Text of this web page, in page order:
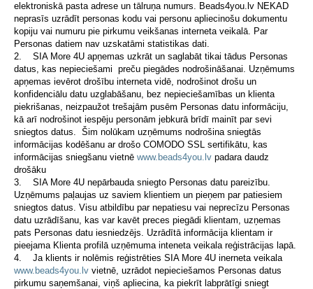
elektroniskā pasta adrese un tālruņa numurs. Beads4you.lv NEKAD
neprasīs uzrādīt personas kodu vai personu apliecinošu dokumentu
kopiju vai numuru pie pirkumu veikšanas interneta veikalā. Par
Personas datiem nav uzskatāmi statistikas dati.
2. SIA More 4U apņemas uzkrāt un saglabāt tikai tādus Personas
datus, kas nepieciešami preču piegādes nodrošināšanai. Uzņēmums
apņemas ievērot drošību interneta vidē, nodrošinot drošu un
konfidenciālu datu uzglabāšanu, bez nepieciešamības un klienta
piekrišanas, neizpaužot trešajām pusēm Personas datu informāciju,
kā arī nodrošinot iespēju personām jebkurā brīdī mainīt par sevi
sniegtos datus. Šim nolūkam uzņēmums nodrošina sniegtās
informācijas kodēšanu ar drošo COMODO SSL sertifikātu, kas
informācijas sniegšanu vietnē www.beads4you.lv padara daudz
drošāku
3. SIA More 4U nepārbauda sniegto Personas datu pareizību.
Uzņēmums paļaujas uz saviem klientiem un pieņem par patiesiem
sniegtos datus. Visu atbildību par nepatiesu vai neprecīzu Personas
datu uzrādīšanu, kas var kavēt preces piegādi klientam, uzņemas
pats Personas datu iesniedzējs. Uzrādītā informācija klientam ir
pieejama Klienta profilā uzņēmuma inteneta veikala reģistrācijas lapā.
4. Ja klients ir nolēmis reģistrēties SIA More 4U inerneta veikala
www.beads4you.lv vietnē, uzrādot nepieciešamos Personas datus
pirkumu saņemšanai, viņš apliecina, ka piekrīt labprātīgi sniegt